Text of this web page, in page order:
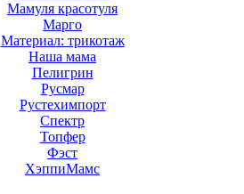
Мамуля красотуля
Марго
Материал: трикотаж
Наша мама
Пелигрин
Русмар
Рустехимпорт
Спектр
Топфер
Фэст
ХэппиМамс